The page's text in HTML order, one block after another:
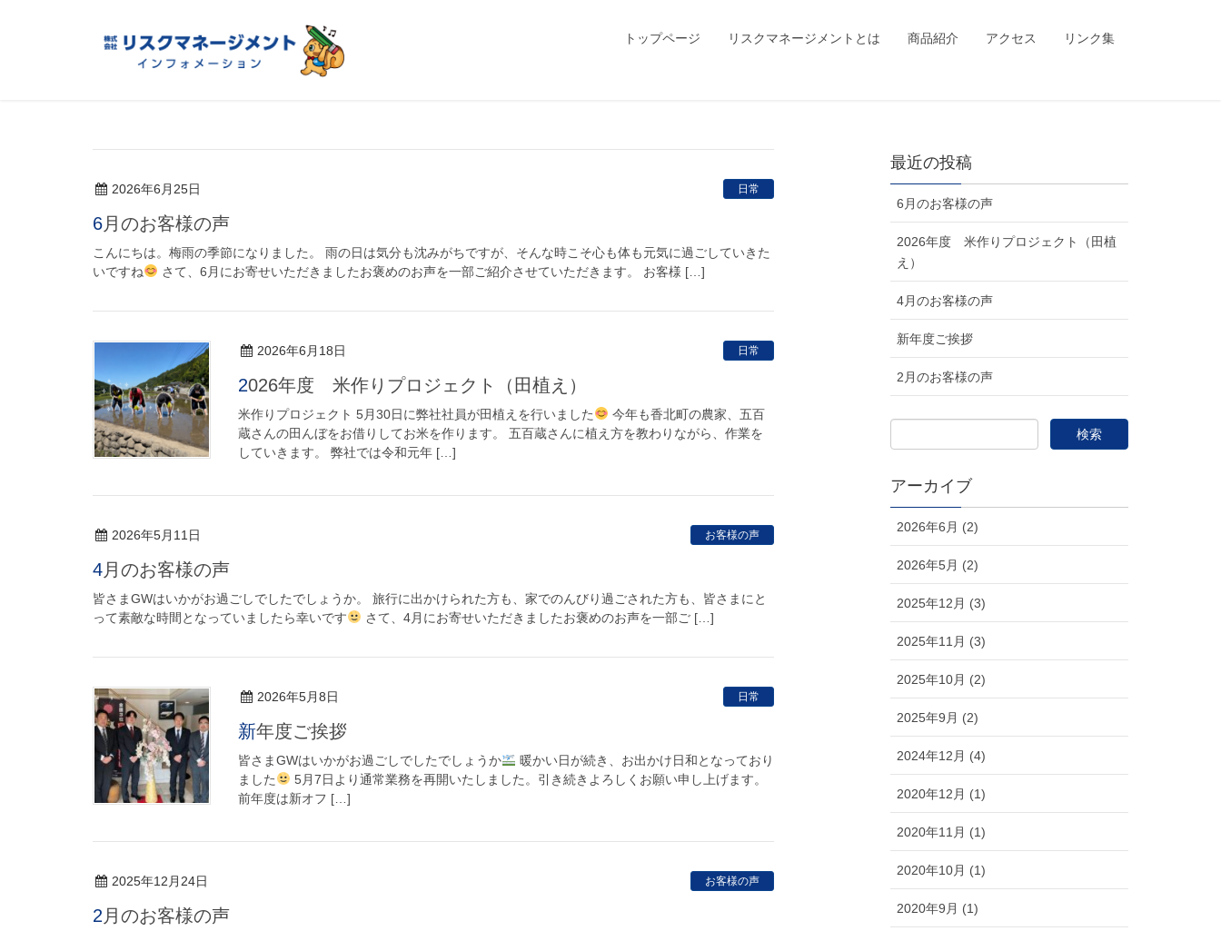
トップページ リスクマネージメントとは 商品紹介 アクセス リンク集
2026年6月25日 日常
6月のお客様の声
こんにちは。梅雨の季節になりました。 雨の日は気分も沈みがちですが、そんな時こそ心も体も元気に過ごしていきた
いですね
さて、6月にお寄せいただきましたお褒めのお声を一部ご紹介させていただきます。 お客様 […]
2026年6月18日 日常
2026年度 米作りプロジェクト（田植え）
米作りプロジェクト 5月30日に弊社社員が田植えを行いました
今年も香北町の農家、五百
蔵さんの田んぼをお借りしてお米を作ります。 五百蔵さんに植え方を教わりながら、作業を
していきます。 弊社では令和元年 […]
2026年5月11日 お客様の声
4月のお客様の声
皆さまGWはいかがお過ごしでしたでしょうか。 旅行に出かけられた方も、家でのんびり過ごされた方も、皆さまにと
って素敵な時間となっていましたら幸いです
さて、4月にお寄せいただきましたお褒めのお声を一部ご […]
2026年5月8日 日常
新年度ご挨拶
皆さまGWはいかがお過ごしでしたでしょうか
暖かい日が続き、お出かけ日和となっており
ました
5月7日より通常業務を再開いたしました。引き続きよろしくお願い申し上げます。
前年度は新オフ […]
2025年12月24日 お客様の声
2月のお客様の声
最近の投稿
6月のお客様の声
2026年度 米作りプロジェクト（田植
え）
4月のお客様の声
新年度ご挨拶
2月のお客様の声
アーカイブ
2026年6月 (2)
2026年5月 (2)
2025年12月 (3)
2025年11月 (3)
2025年10月 (2)
2025年9月 (2)
2024年12月 (4)
2020年12月 (1)
2020年11月 (1)
2020年10月 (1)
2020年9月 (1)